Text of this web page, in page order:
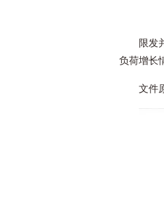
限发
负荷增长
文件